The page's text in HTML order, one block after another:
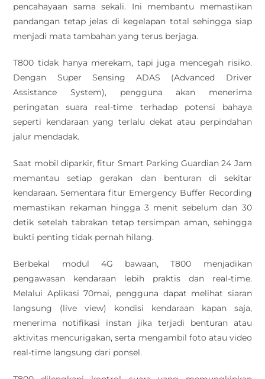
pencahayaan sama sekali. Ini membantu memastikan
pandangan tetap jelas di kegelapan total sehingga siap
menjadi mata tambahan yang terus berjaga.
T800 tidak hanya merekam, tapi juga mencegah risiko.
Dengan Super Sensing ADAS (Advanced Driver
Assistance System), pengguna akan menerima
peringatan suara real-time terhadap potensi bahaya
seperti kendaraan yang terlalu dekat atau perpindahan
jalur mendadak.
Saat mobil diparkir, fitur Smart Parking Guardian 24 Jam
memantau setiap gerakan dan benturan di sekitar
kendaraan. Sementara fitur Emergency Buffer Recording
memastikan rekaman hingga 3 menit sebelum dan 30
detik setelah tabrakan tetap tersimpan aman, sehingga
bukti penting tidak pernah hilang.
Berbekal modul 4G bawaan, T800 menjadikan
pengawasan kendaraan lebih praktis dan real-time.
Melalui Aplikasi 70mai, pengguna dapat melihat siaran
langsung (live view) kondisi kendaraan kapan saja,
menerima notifikasi instan jika terjadi benturan atau
aktivitas mencurigakan, serta mengambil foto atau video
real-time langsung dari ponsel.